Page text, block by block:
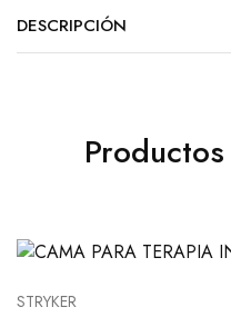
DESCRIPCIÓN
STRYKER